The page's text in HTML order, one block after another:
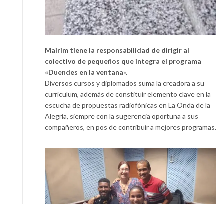
Mairim tiene la responsabilidad de dirigir al
colectivo de pequeños que integra el programa
«Duendes en la ventana».
Diversos cursos y diplomados suma la creadora a su
currículum, además de constituir elemento clave en la
escucha de propuestas radiofónicas en La Onda de la
Alegría, siempre con la sugerencia oportuna a sus
compañeros, en pos de contribuir a mejores programas.